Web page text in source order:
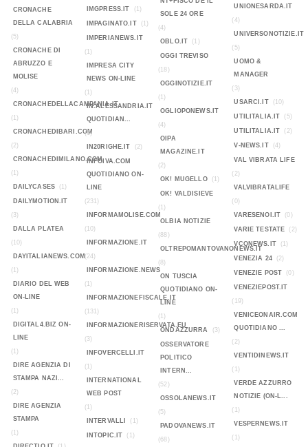
CRONACHE
DELLA CALABRIA
(5)
CRONACHE DI
ABRUZZO E
MOLISE
(4)
CRONACHEDELLACAMPANIA.IT
(1)
CRONACHEDIBARI.COM
(2)
CRONACHEDIMILANO.COM
(1)
DAILYCASES
(1)
DAILYMOTION.IT
(3)
DALLA PLATEA
(10)
DAYITALIANEWS.COM
(1)
DIARIO DEL WEB
ON-LINE
(1)
DIGITAL4.BIZ ON-
LINE
(1)
DIRE AGENZIA DI
STAMPA NAZI...
(2)
DIRE AGENZIA
STAMPA
(1)
IMGPRESS.IT
(1)
IMPAGINATO.IT (1)
IMPERIANEWS.IT
(1)
IMPRESA CITY
NEWS ON-LINE
(1)
IN.ALESSANDRIA.IT
QUOTIDIAN...
(1)
IN20RIGHE.IT
(2)
INFOIVA.COM
QUOTIDIANO ON-
LINE
(231)
INFORMAMOLISE.COM
(10)
INFORMAZIONE.IT
(24)
INFORMAZIONE.NEWS
(1)
INFORMAZIONEFISCALE.IT
(131)
INFORMAZIONERISERVATA.EU
(3)
INFOVERCELLI.IT
(1)
INTERNATIONAL
WEB POST
(1)
INTERVALLI
(1)
INTOPIC.IT (1)
SOLE 24 ORE
(4)
OBLO.IT
(1)
OGGI TREVISO
(18)
OGGINOTIZIE.IT
(1)
OGLIOPONEWS.IT
(4)
OIPA
MAGAZINE.IT
(2)
OK! MUGELLO
(1)
OK! VALDISIEVE
(1)
OLBIA NOTIZIE
(88)
OLTREPOMANTOVANONEWS.IT
(8)
ON TUSCIA
QUOTIDIANO ON-
LINE
(1)
ONDAZZURRA
(3)
OSSERVATORE
POLITICO
INTERN...
(52)
OSSOLANEWS.IT
(5)
PADOVANEWS.IT
(68)
UNIONESARDA.IT
(4)
UNIVERSONOTIZIE.IT
(5)
UOMO &
MANAGER
(3)
USARCI.IT
(10)
UTILITALIA.IT (5)
UTILITALIA.IT (2)
V-NEWS.IT (4)
VAL VIBRATA LIFE
(2)
VALVIBRATALIFE
(0)
VARESENOI.IT
(0)
VARIE TESTATE (2)
VCONEWS.IT (1)
VENEZIA 24 (2)
VENEZIE POST (0)
VENEZIEPOST.IT
(19)
VENICEONAIR.COM
QUOTIDIANO ...
(2)
VENTIDINEWS.IT
(1)
VERDE AZZURRO
NOTIZIE (ON-L...
(1)
VESPERNEWS.IT
(1)